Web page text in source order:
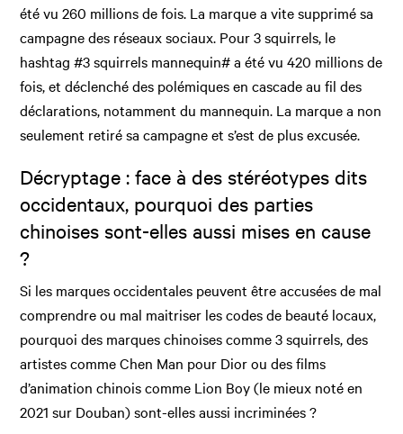
été vu 260 millions de fois. La marque a vite supprimé sa
campagne des réseaux sociaux. Pour 3 squirrels, le
hashtag #3 squirrels mannequin# a été vu 420 millions de
fois, et déclenché des polémiques en cascade au fil des
déclarations, notamment du mannequin. La marque a non
seulement retiré sa campagne et s’est de plus excusée.
Décryptage : face à des stéréotypes dits
occidentaux, pourquoi des parties
chinoises sont-elles aussi mises en cause
?
Si les marques occidentales peuvent être accusées de mal
comprendre ou mal maitriser les codes de beauté locaux,
pourquoi des marques chinoises comme 3 squirrels, des
artistes comme Chen Man pour Dior ou des films
d’animation chinois comme Lion Boy (le mieux noté en
2021 sur Douban) sont-elles aussi incriminées ?